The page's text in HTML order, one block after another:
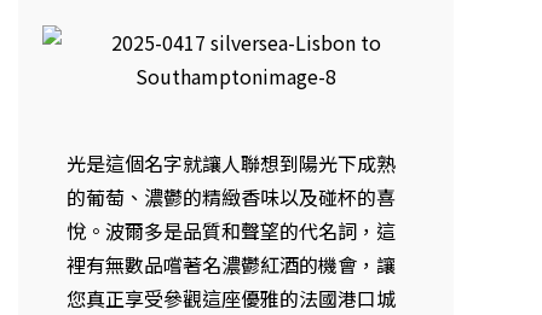
光是這個名字就讓人聯想到陽光下成熟
的葡萄、濃鬱的精緻香味以及碰杯的喜
悅。波爾多是品質和聲望的代名詞，這
裡有無數品嚐著名濃鬱紅酒的機會，讓
您真正享受參觀這座優雅的法國港口城